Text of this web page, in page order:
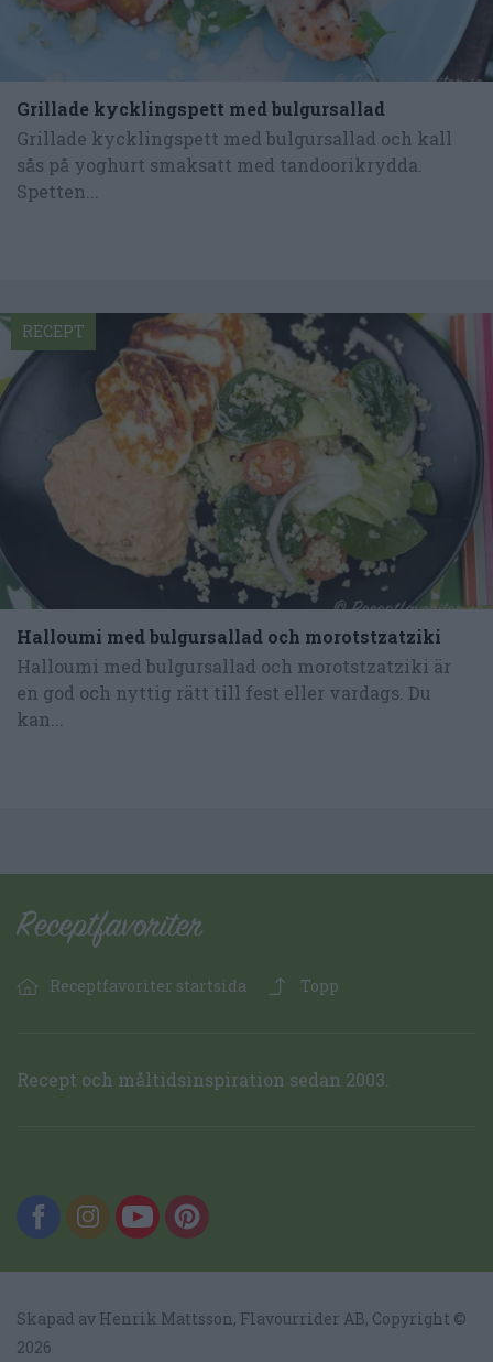
Grillade kycklingspett med bulgursallad
Grillade kycklingspett med bulgursallad och kall
sås på yoghurt smaksatt med tandoorikrydda.
Spetten...
Halloumi med bulgursallad och morotstzatziki
Halloumi med bulgursallad och morotstzatziki är
en god och nyttig rätt till fest eller vardags. Du
kan...
RECEPT
Receptfavoriter startsida Topp
Recept och måltidsinspiration sedan 2003.
Skapad av Henrik Mattsson, Flavourrider AB, Copyright ©
2026